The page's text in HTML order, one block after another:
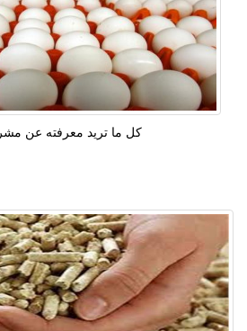
كل ما تريد معرفته عن